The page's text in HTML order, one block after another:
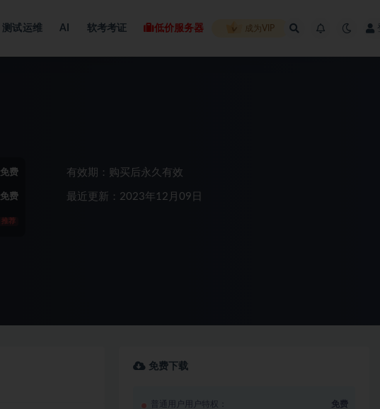
测试运维 AI 软考考证 低价服务器 成为VIP
免费
免费
推荐
有效期：购买后永久有效
最近更新：2023年12月09日
免费下载
普通用户用户特权： 免费